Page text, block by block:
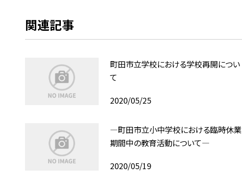
関連記事
町田市立学校における学校再開につい
て
2020/05/25
—町田市立小中学校における臨時休業
期間中の教育活動について—
2020/05/19